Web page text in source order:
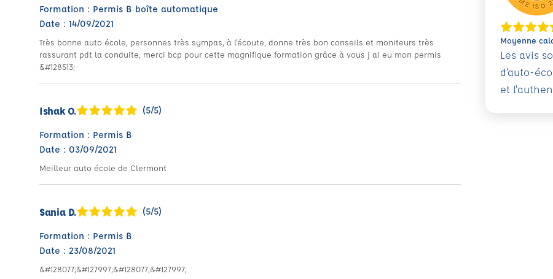
Formation : Permis B boîte automatique
Date : 14/09/2021
Très bonne auto école, personnes très sympas, à l'écoute, donne très bon conseils et moniteurs très
rassurant pdt la conduite, merci bcp pour cette magnifique formation grâce à vous j ai eu mon permis
&#128513;
Ishak O. (5/5)
Formation : Permis B
Date : 03/09/2021
Meilleur auto école de Clermont
Sania D. (5/5)
Formation : Permis B
Date : 23/08/2021
&#128077;&#127997;&#128077;&#127997;
Moyenne
Les avis
d’auto-
et